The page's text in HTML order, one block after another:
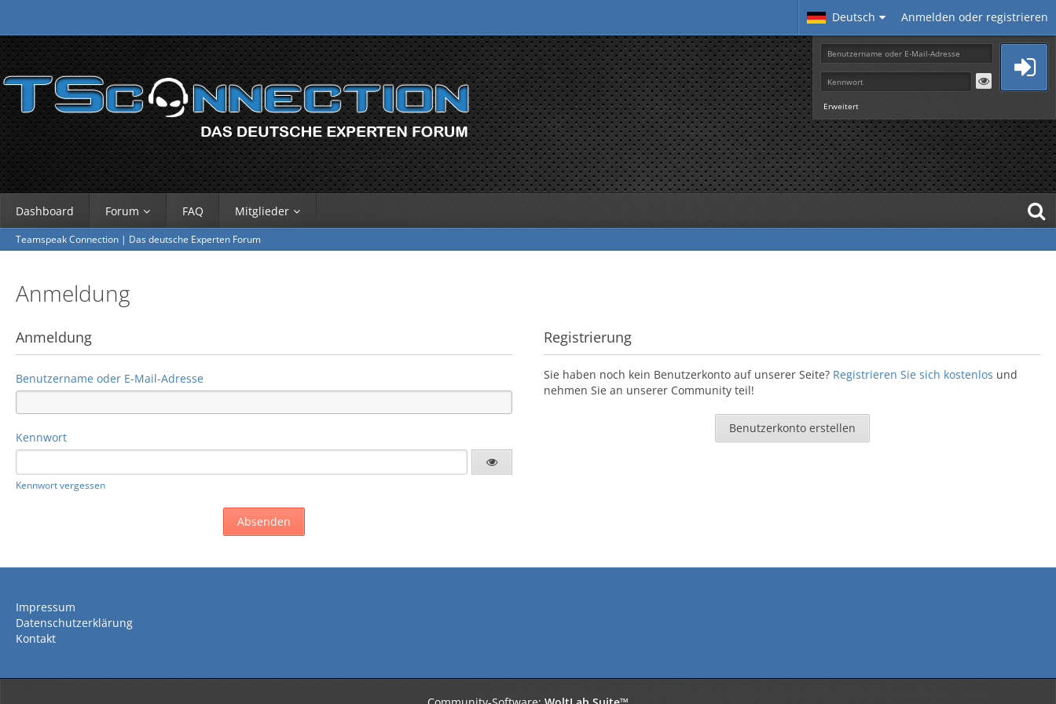
Deutsch Anmelden oder registrieren
Erweitert
Dashboard Forum FAQ Mitglieder
Teamspeak Connection | Das deutsche Experten Forum
Anmeldung
Anmeldung
Benutzername oder E-Mail-Adresse
Kennwort
Kennwort vergessen
Registrierung
Sie haben noch kein Benutzerkonto auf unserer Seite? Registrieren Sie sich kostenlos und
nehmen Sie an unserer Community teil!
Benutzerkonto erstellen
Impressum
Datenschutzerklärung
Kontakt